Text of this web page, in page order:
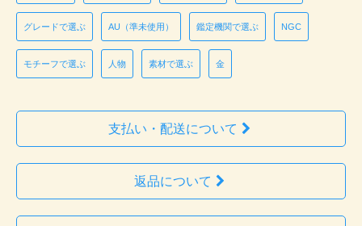
グレードで選ぶ AU（準未使用） 鑑定機関で選ぶ NGC
モチーフで選ぶ 人物 素材で選ぶ 金
支払い・配送について
返品について